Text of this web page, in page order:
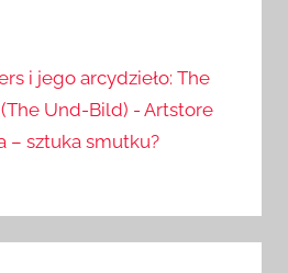
i jego arcydzieło: The
Und-Bild) - Artstore
– sztuka smutku?